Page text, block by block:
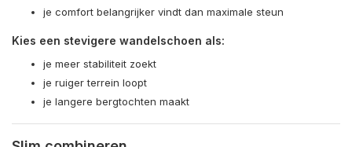
je comfort belangrijker vindt dan maximale steun
Kies een stevigere wandelschoen als:
je meer stabiliteit zoekt
je ruiger terrein loopt
je langere bergtochten maakt